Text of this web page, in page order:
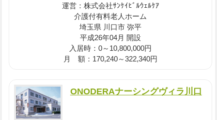
運営：株式会社ｻﾝｹｲﾋﾞﾙｳｪﾙｹｱ
介護付有料老人ホーム
埼玉県 川口市 弥平
平成26年04月 開設
入居時：0～10,800,000円
月 額：170,240～322,340円
ONODERAナーシングヴィラ川口